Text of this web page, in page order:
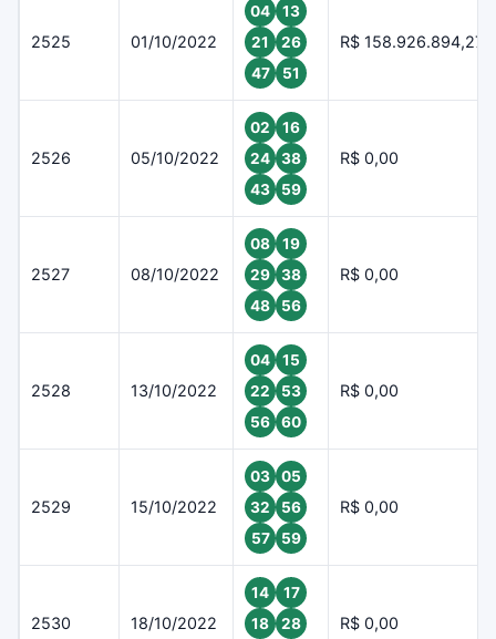
2525 01/10/2022
04
13
21
26
47
51
R$ 158.926.894,27
2526 05/10/2022
02
16
24
38
43
59
R$ 0,00
2527 08/10/2022
08
19
29
38
48
56
R$ 0,00
2528 13/10/2022
04
15
22
53
56
60
R$ 0,00
2529 15/10/2022
03
05
32
56
57
59
R$ 0,00
2530 18/10/2022
14
17
18
28
R$ 0,00